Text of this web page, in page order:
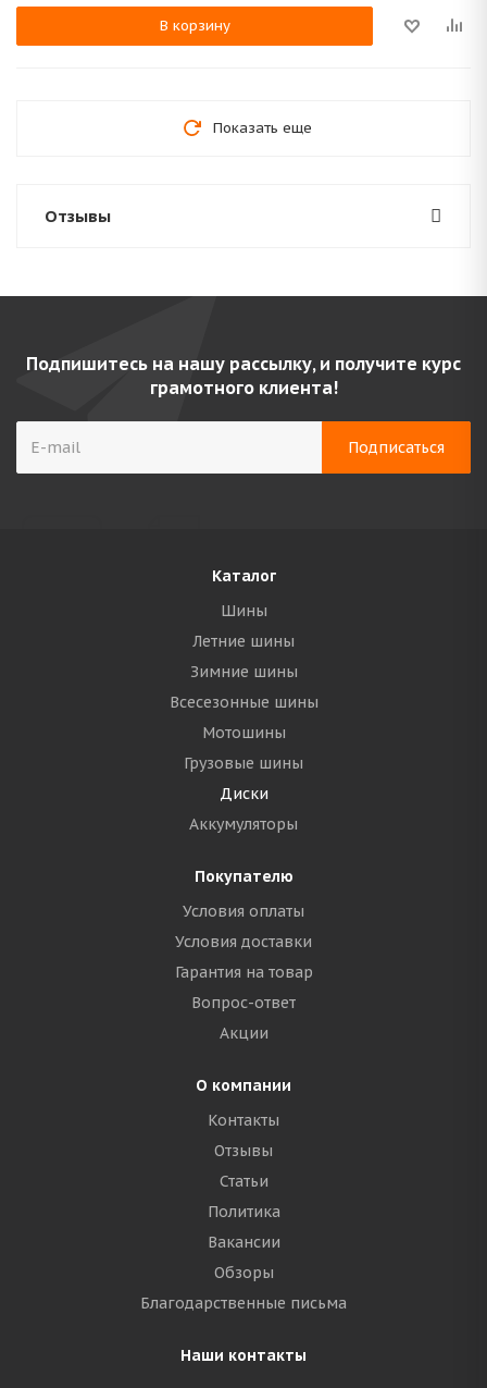
В корзину
Показать еще
Отзывы
Подпишитесь на нашу рассылку, и получите курс
грамотного клиента!
Каталог
Шины
Летние шины
Зимние шины
Всесезонные шины
Мотошины
Грузовые шины
Диски
Аккумуляторы
Покупателю
Условия оплаты
Условия доставки
Гарантия на товар
Вопрос-ответ
Акции
О компании
Контакты
Отзывы
Статьи
Политика
Вакансии
Обзоры
Благодарственные письма
Наши контакты